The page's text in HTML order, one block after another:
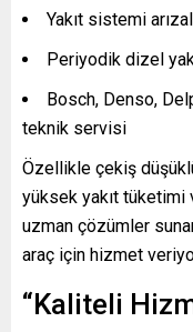
Yakıt sistemi
Periyodik dizel
Bosch, Denso,
teknik servisi
Özellikle çekiş
yüksek yakıt tüketimi
uzman çözümler
araç için hizmet
“Kaliteli